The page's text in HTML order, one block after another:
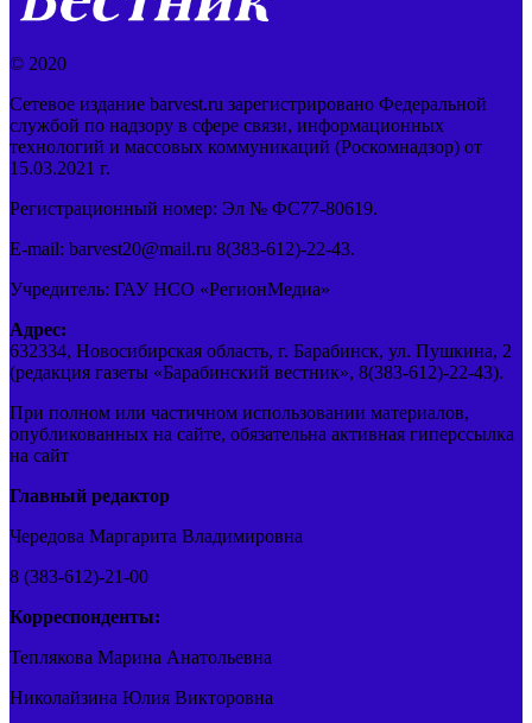
© 2020
Сетевое издание barvest.ru зарегистрировано Федеральной
службой по надзору в сфере связи, информационных
технологий и массовых коммуникаций (Роскомнадзор) от
15.03.2021 г.
Регистрационный номер: Эл № ФС77-80619.
E-mail: barvest20@mail.ru 8(383-612)-22-43.
Учредитель: ГАУ НСО «РегионМедиа»
Адрес:
632334, Новосибирская область, г. Барабинск, ул. Пушкина, 2
(редакция газеты «Барабинский вестник», 8(383-612)-22-43).
При полном или частичном использовании материалов,
опубликованных на сайте, обязательна активная гиперссылка
на сайт
Главный редактор
Чередова Маргарита Владимировна
8 (383-612)-21-00
Корреспонденты:
Теплякова Марина Анатольевна
Николайзина Юлия Викторовна